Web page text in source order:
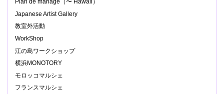
Plan de mariage（〜 Hawaii）
Japanese Artist Gallery
教室外活動
WorkShop
江の島ワークショップ
横浜MONOTORY
モロッコマルシェ
フランスマルシェ